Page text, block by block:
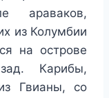
араваков,
из Колумбии
на острове
Карибы,
Гвианы, со